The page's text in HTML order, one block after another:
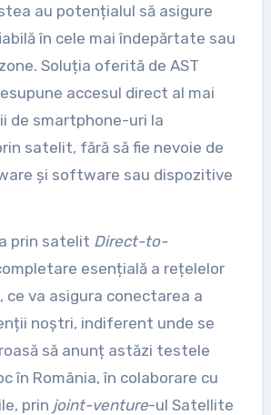
au potențialul să asigure
în cele mai îndepărtate sau
Soluția oferită de AST
accesul direct al mai
de smartphone-uri la
satelit, fără să fie nevoie de
și software sau dispozitive
prin satelit Direct-to-
esențială a rețelelor
ce va asigura conectarea a
noștri, indiferent unde se
să anunț astăzi testele
în România, în colaborare cu
prin joint-venture-ul Satellite